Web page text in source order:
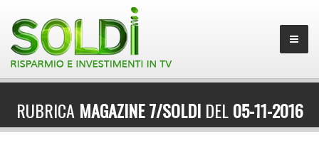
RUBRICA MAGAZINE 7/SOLDIDEL05-11-2016